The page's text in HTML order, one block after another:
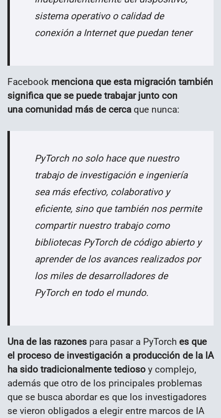
sistema operativo o calidad de
conexión a Internet que puedan tener
Facebook menciona que esta migración también
significa que se puede trabajar junto con
una comunidad más de cerca que nunca:
PyTorch no solo hace que nuestro
trabajo de investigación e ingeniería
sea más efectivo, colaborativo y
eficiente, sino que también nos permite
compartir nuestro trabajo como
bibliotecas PyTorch de código abierto y
aprender de los avances realizados por
los miles de desarrolladores de
PyTorch en todo el mundo.
Una de las razones para pasar a PyTorch es que
el proceso de investigación a producción de la IA
ha sido tradicionalmente tedioso y complejo,
además que otro de los principales problemas
que se busca abordar es que los investigadores
se vieron obligados a elegir entre marcos de IA